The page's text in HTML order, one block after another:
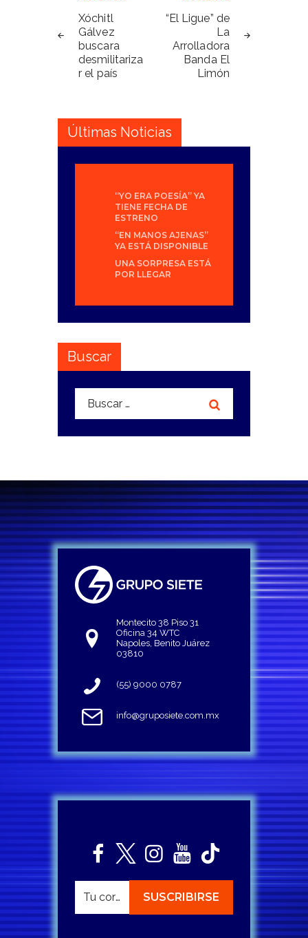
de
entradas
Xóchitl
Gálvez
buscara
desmilitariza
r el país
“El Ligue” de
La
Arrolladora
Banda El
Limón
Últimas Noticias
“YO ERA POESÍA” YA
TIENE FECHA DE
ESTRENO
“EN MANOS AJENAS”
YA ESTÁ DISPONIBLE
UNA SORPRESA ESTÁ
POR LLEGAR
Buscar
Buscar:
Montecito 38 Piso 31
Oficina 34 WTC
Napoles, Benito Juárez
03810
(55) 9000 0787
info@gruposiete.com.mx